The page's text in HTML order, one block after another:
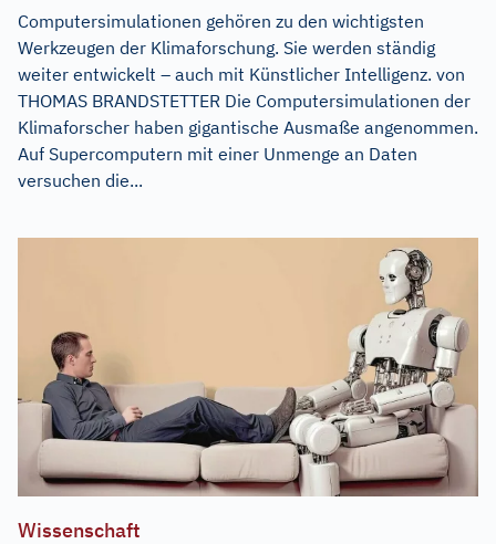
Computersimulationen gehören zu den wichtigsten
Werkzeugen der Klimaforschung. Sie werden ständig
weiter entwickelt – auch mit Künstlicher Intelligenz. von
THOMAS BRANDSTETTER Die Computersimulationen der
Klimaforscher haben gigantische Ausmaße angenommen.
Auf Supercomputern mit einer Unmenge an Daten
versuchen die...
Wissenschaft